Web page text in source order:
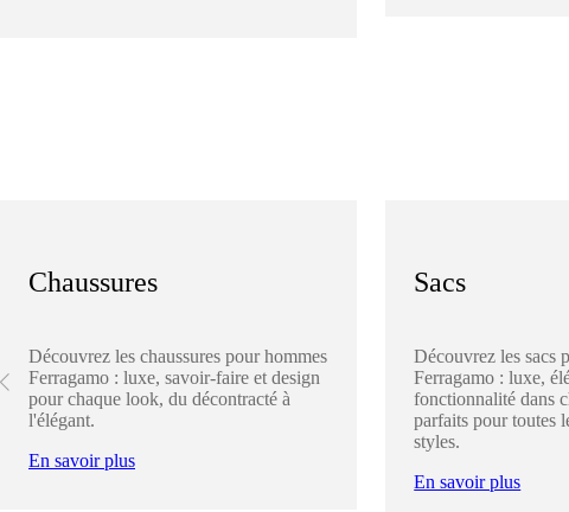
Chaussures
Découvrez les chaussures pour hommes
Ferragamo : luxe, savoir-faire et design
pour chaque look, du décontracté à
l'élégant.
En savoir plus
Sacs
Découvrez les sacs
Ferragamo : luxe,
fonctionnalité dans
parfaits pour toutes
styles.
En savoir plus